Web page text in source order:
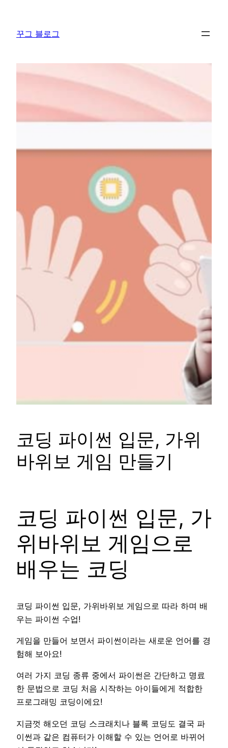
꾸그 블로그
코딩 파이썬 입문, 가위
바위보 게임 만들기
코딩 파이썬 입문, 가
위바위보 게임으로
배우는 코딩
코딩 파이썬 입문, 가위바위보 게임으로 따라 하며 배
우는 파이썬 수업!
게임을 만들어 보면서 파이썬이라는 새로운 언어를 경
험해 보아요!
여러 가지 코딩 종류 중에서 파이썬은 간단하고 명료
한 문법으로 코딩 처음 시작하는 아이들에게 적합한
프로그래밍 코딩이에요!
지금껏 해오던 코딩 스크래치나 블록 코딩도 결국 파
이썬과 같은 컴퓨터가 이해할 수 있는 언어로 바뀌어